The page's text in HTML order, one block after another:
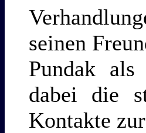
seinen
Pundak als
dabei die
Kontakte